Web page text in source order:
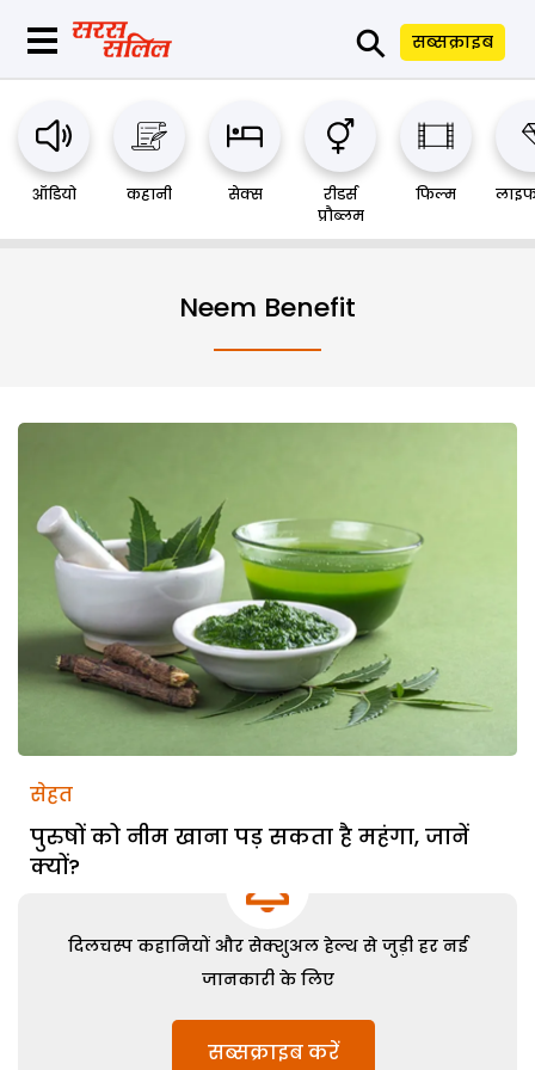
⚲ सब्सक्राइब
ऑडियो कहानी सेक्स
रीडर्स
प्रौब्लम
फिल्म
Neem Benefit
सेहत
पुरुषों को नीम खाना पड़ सकता है महंगा, जानें
क्यों?
दिलचस्प कहानियों और सेक्शुअल हेल्थ से जुड़ी हर नई
जानकारी के लिए
सब्सक्राइब करें